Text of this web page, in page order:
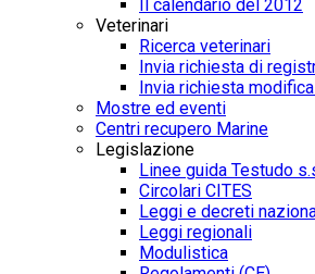
Il calendario del 2012
Veterinari
Ricerca veterinari
Invia richiesta di
Invia richiesta
Mostre ed eventi
Centri recupero Marine
Legislazione
Linee guida Testudo
Circolari CITES
Leggi e decreti
Leggi regionali
Modulistica